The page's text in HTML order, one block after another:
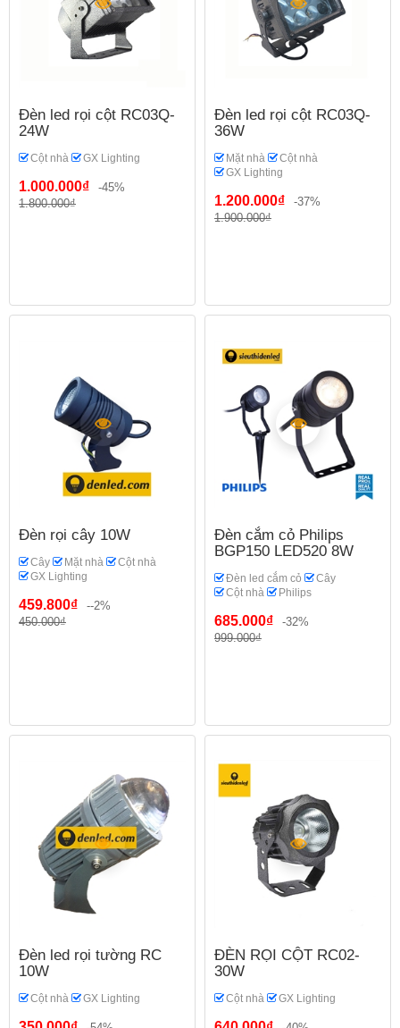
Đèn led rọi cột RC03Q-
24W
Cột nhà GX Lighting
1.000.000₫
-45%
1.800.000₫
Đèn led rọi cột RC03Q-
36W
Mặt nhà
Cột nhà
GX Lighting
1.200.000₫
-37%
1.900.000₫
Đèn rọi cây 10W
Cây Mặt nhà
Cột nhà
GX Lighting
459.800₫
--2%
450.000₫
Đèn cắm cỏ Philips
BGP150 LED520 8W
Đèn led cắm cỏ
Cây
Cột nhà
Philips
685.000₫
-32%
999.000₫
Đèn led rọi tường RC
10W
Cột nhà GX Lighting
ĐÈN RỌI CỘT RC02-
30W
Cột nhà GX Lighting